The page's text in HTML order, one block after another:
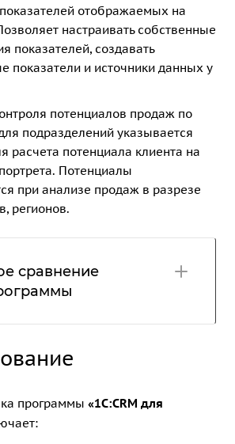
отображаемых на
настраивать собственные
показателей, создавать
показатели и источники данных у
потенциалов продаж по
подразделений указывается
расчета потенциала клиента на
Потенциалы
при анализе продаж в разрезе
регионов.
сравнение
программы «1С:CRM для